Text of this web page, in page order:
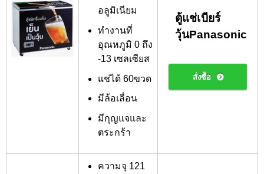
อลูมิเนียม
ทำงานที่
อุณหภูมิ 0 ถึง
-13 เซลเซียส
แช่ได้ 60ขวด
มีล้อเลื่อน
มีกุญแจและ
ตระกร้า
ตู้แช่เบียร์
วุ้นPanasonic
สั่งซื้อ
ความจุ 121